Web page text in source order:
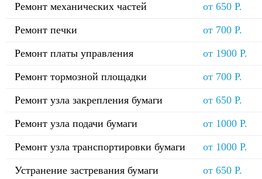
Ремонт механических частей
от 650 Р.
Ремонт печки
от 700 Р.
Ремонт платы управления
от 1900 Р.
Ремонт тормозной площадки
от 700 Р.
Ремонт узла закрепления бумаги
от 650 Р.
Ремонт узла подачи бумаги
от 1000 Р.
Ремонт узла транспортировки бумаги
от 1000 Р.
Устранение застревания бумаги
от 650 Р.